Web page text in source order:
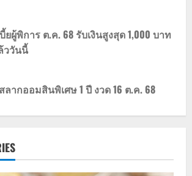
ผู้พิการ ต.ค. 68 รับเงินสูงสุด 1,000 บาท
ววันนี้
ากออมสินพิเศษ 1 ปี งวด 16 ต.ค. 68